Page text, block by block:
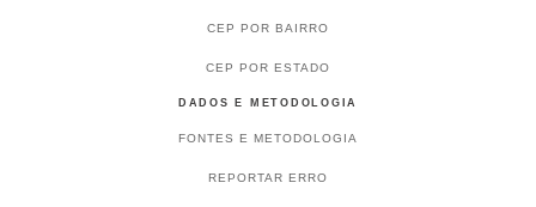
CEP POR BAIRRO
CEP POR ESTADO
DADOS E METODOLOGIA
FONTES E METODOLOGIA
REPORTAR ERRO